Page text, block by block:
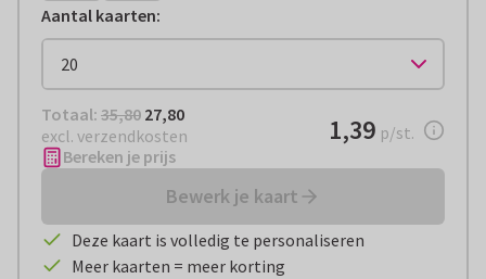
Aantal kaarten:
Totaal: € 27,80
Totaal: 35,80 27,80
excl. verzendkosten
€ 1,39per stuk
1,39 p/st.
Bereken je prijs
Bewerk je kaart
Deze kaart is volledig te personaliseren
Meer kaarten = meer korting